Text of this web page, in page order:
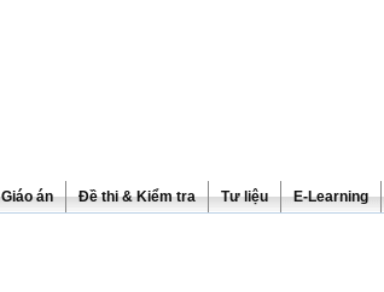
Giáo án Đề thi & Kiểm tra Tư liệu E-Learning